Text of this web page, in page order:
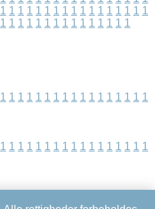
1 1 1 1 1 1 1 1 1 1 1 1 1 1 1 1 1
1 1 1 1 1 1 1 1 1 1 1 1 1 1 1
1 1 1 1 1 1 1 1 1 1 1 1 1 1 1 1 1
1 1 1 1 1 1 1 1 1 1 1 1 1 1 1 1 1